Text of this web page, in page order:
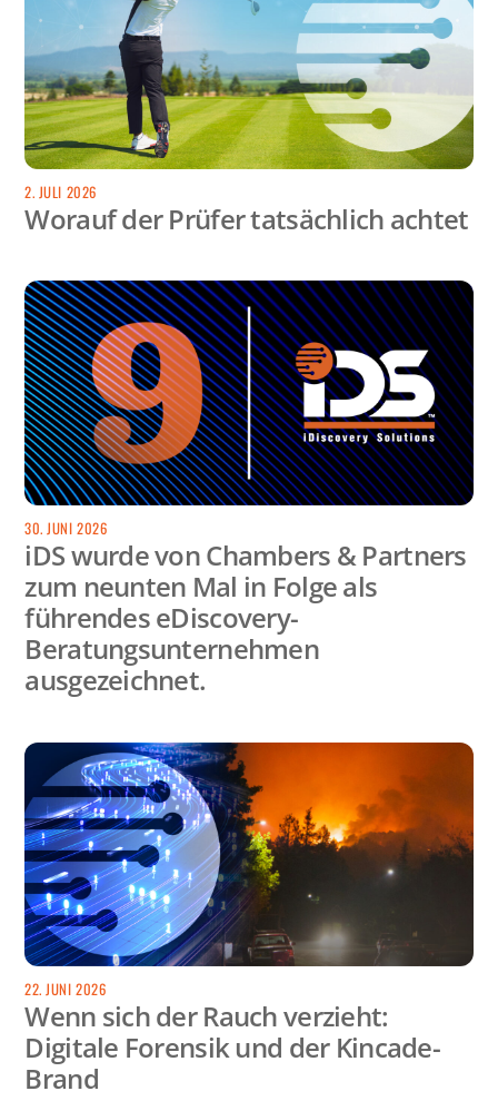
2. JULI 2026
Worauf der Prüfer tatsächlich achtet
30. JUNI 2026
iDS wurde von Chambers & Partners
zum neunten Mal in Folge als
führendes eDiscovery-
Beratungsunternehmen
ausgezeichnet.
22. JUNI 2026
Wenn sich der Rauch verzieht:
Digitale Forensik und der Kincade-
Brand